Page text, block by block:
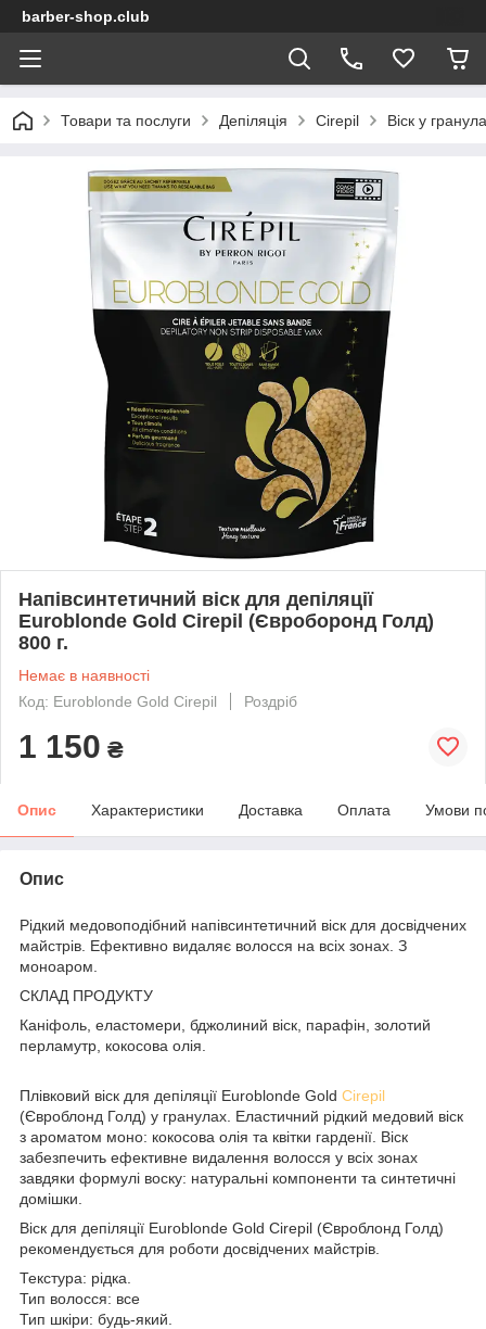
barber-shop.club
Товари та послуги Депіляція Cirepil Віск у
Напівсинтетичний віск для депіляції
Euroblonde Gold Cirepil (Євроборонд Голд)
800 г.
Немає в наявності
Код: Euroblonde Gold Cirepil
Роздріб
1 150 ₴
Опис Характеристики Доставка Оплата Умови
Опис
Рідкий медовоподібний напівсинтетичний віск для досвідчених
майстрів. Ефективно видаляє волосся на всіх зонах. З
моноаром.
СКЛАД ПРОДУКТУ
Каніфоль, еластомери, бджолиний віск, парафін, золотий
перламутр, кокосова олія.
Плівковий віск для депіляції Euroblonde Gold Cirepil
(Євроблонд Голд) у гранулах. Еластичний рідкий медовий віск
з ароматом моно: кокосова олія та квітки гарденії. Віск
забезпечить ефективне видалення волосся у всіх зонах
завдяки формулі воску: натуральні компоненти та синтетичні
домішки.
Віск для депіляції Euroblonde Gold Cirepil (Євроблонд Голд)
рекомендується для роботи досвідчених майстрів.
Текстура: рідка.
Тип волосся: все
Тип шкіри: будь-який.